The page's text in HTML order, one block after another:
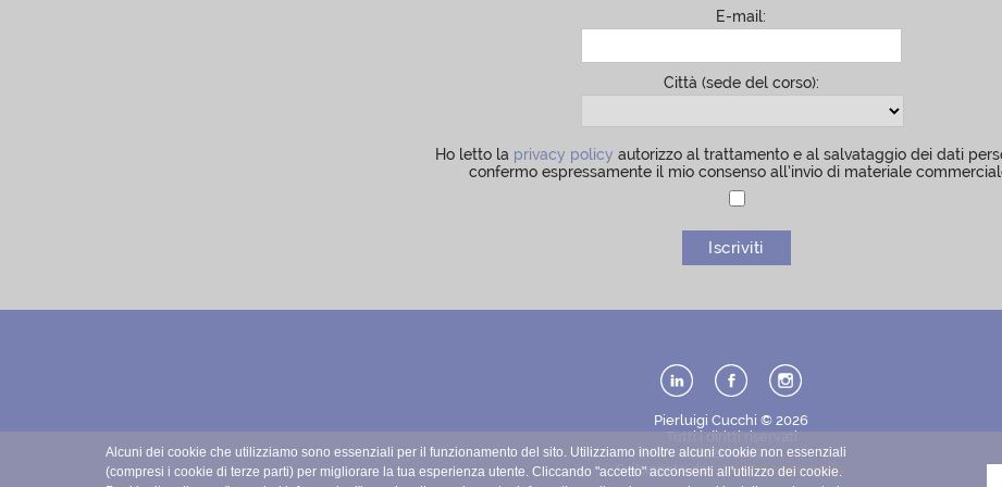
Alcuni dei cookie che utilizziamo sono essenziali per il funzionamento del sito. Utilizziamo inoltre alcuni cookie non essenziali
(compresi i cookie di terze parti) per migliorare la tua esperienza utente. Cliccando "accetto" acconsenti all'utilizzo dei cookie.
E-mail:
Città (sede del corso):
Ho letto la privacy policy autorizzo al trattamento e al salvataggio dei dati
confermo espressamente il mio consenso all’invio di materiale
Pierluigi Cucchi © 2026
Tutti i diritti riservati
P.IVA: 04812170167 -Privacy
Sviluppato daLucchini Informatica